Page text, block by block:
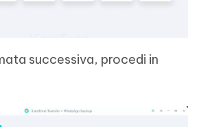
successiva, procedi in